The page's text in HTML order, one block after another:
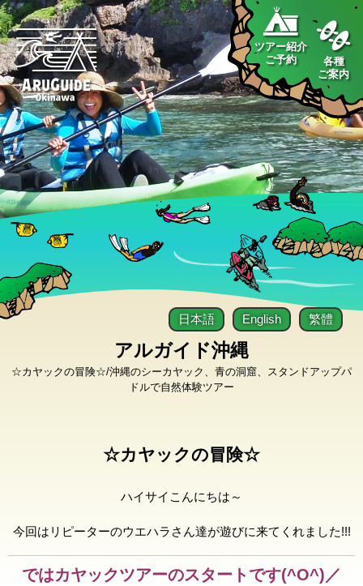
ツアー紹介
ご予約
各種
ご案内
アルガイド沖縄
☆カヤックの冒険☆/沖縄のシーカヤック、青の洞窟、スタンドアップパ
ドルで自然体験ツアー
日本語 English 繁體
☆カヤックの冒険☆
ハイサイこんにちは～
今回はリピーターのウエハラさん達が遊びに来てくれました!!!
ではカヤックツアーのスタートです(^O^)／